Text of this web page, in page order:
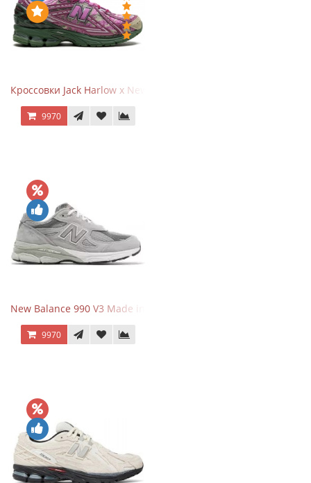
Кроссовки Jack Harlow x New Balance 1906r Kentucky Derby
9970
New Balance 990 V3 Made in USA Grey
9970